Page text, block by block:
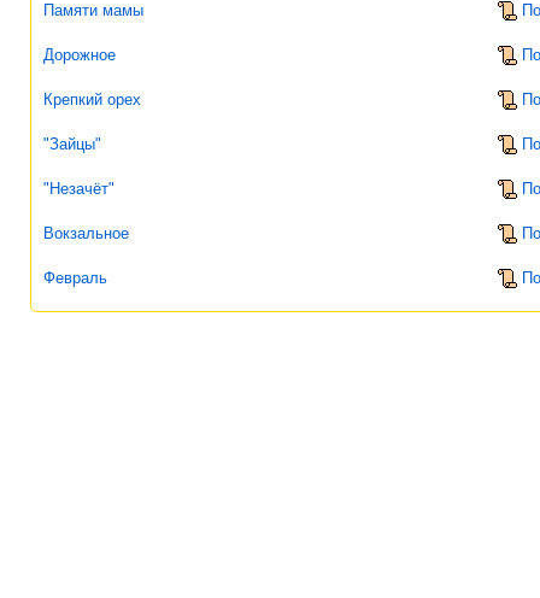
Памяти мамы
Дорожное
Крепкий орех
"Зайцы"
"Незачёт"
Вокзальное
Февраль